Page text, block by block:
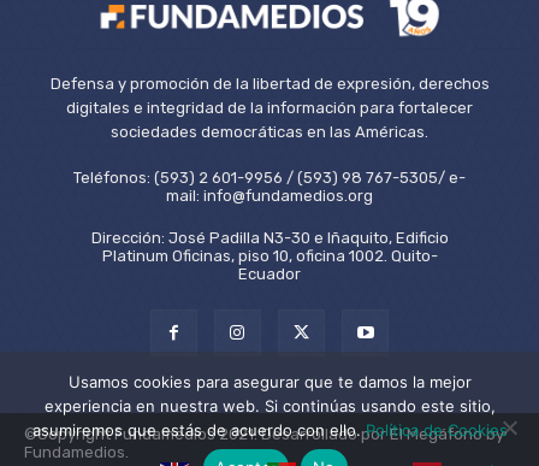
Defensa y promoción de la libertad de expresión, derechos
digitales e integridad de la información para fortalecer
sociedades democráticas en las Américas.
Teléfonos: (593) 2 601-9956 / (593) 98 767-5305/ e-
mail: info@fundamedios.org
Dirección: José Padilla N3-30 e Iñaquito, Edificio
Platinum Oficinas, piso 10, oficina 1002. Quito-
Ecuador
©Copyright Fundamedios 2021. Desarrollado por El Megáfono by
Fundamedios.
Usamos cookies para asegurar que te damos la mejor
experiencia en nuestra web. Si continúas usando este sitio,
asumiremos que estás de acuerdo con ello.Política de Cookies